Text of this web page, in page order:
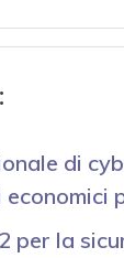
di
per la